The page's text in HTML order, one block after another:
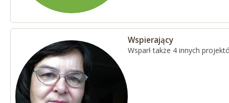
Wspierający
Wsparł także 4 innych